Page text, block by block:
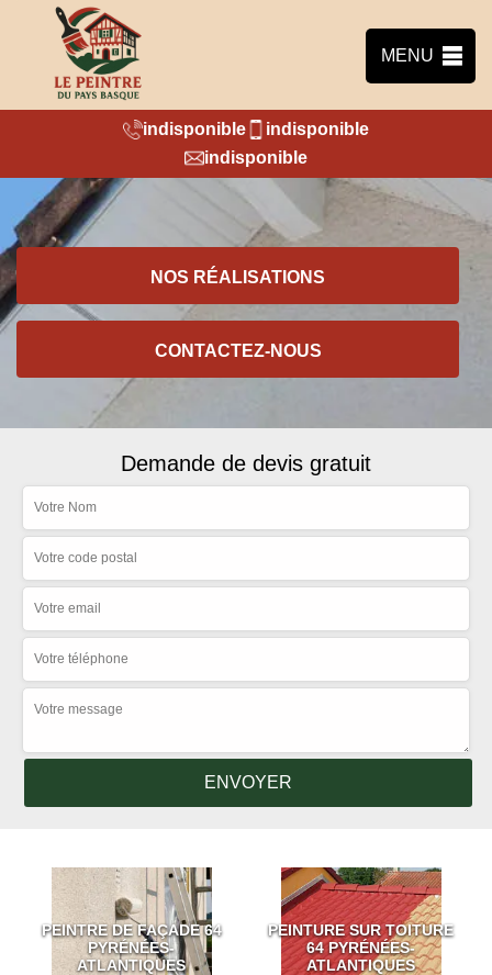
MENU
indisponible
indisponible
indisponible
NOS RÉALISATIONS
CONTACTEZ-NOUS
Demande de devis gratuit
PEINTRE DE FAÇADE 64
PYRÉNÉES-
ATLANTIQUES
PEINTURE SUR TOITURE
64 PYRÉNÉES-
ATLANTIQUES